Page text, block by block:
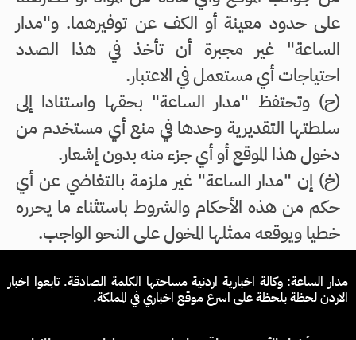
على حدود معينة أو الكف عن توفيرهما. و"مدار
الساعة" غير مجبرة أن تأخذ في هذا الصدد
احتياجات أي مستعمل في الاعتبار.
(ح‌) وتحتفظ "مدار الساعة" بحقها واستنادا إلى
سلطتها التقديرية وحدها في منع أي مستخدم من
دخول هذا الموقع أو أي جزء منه بدون إشعار.
(خ‌) إن "مدار الساعة" غير ملزمة بالتغاضي عن أي
حكم من هذه الأحكام والشروط باستثناء ما يحرره
خطيا ويوقعه ممثلها المخول على النحو الواجب.
مدار الساعة: وكالة اخبارية اردنية مساحتها الكلمة الصادقة. تابعوا اخبار
الاردن لحظة بلحظة على اسرع موقع اخباري في المملكة.